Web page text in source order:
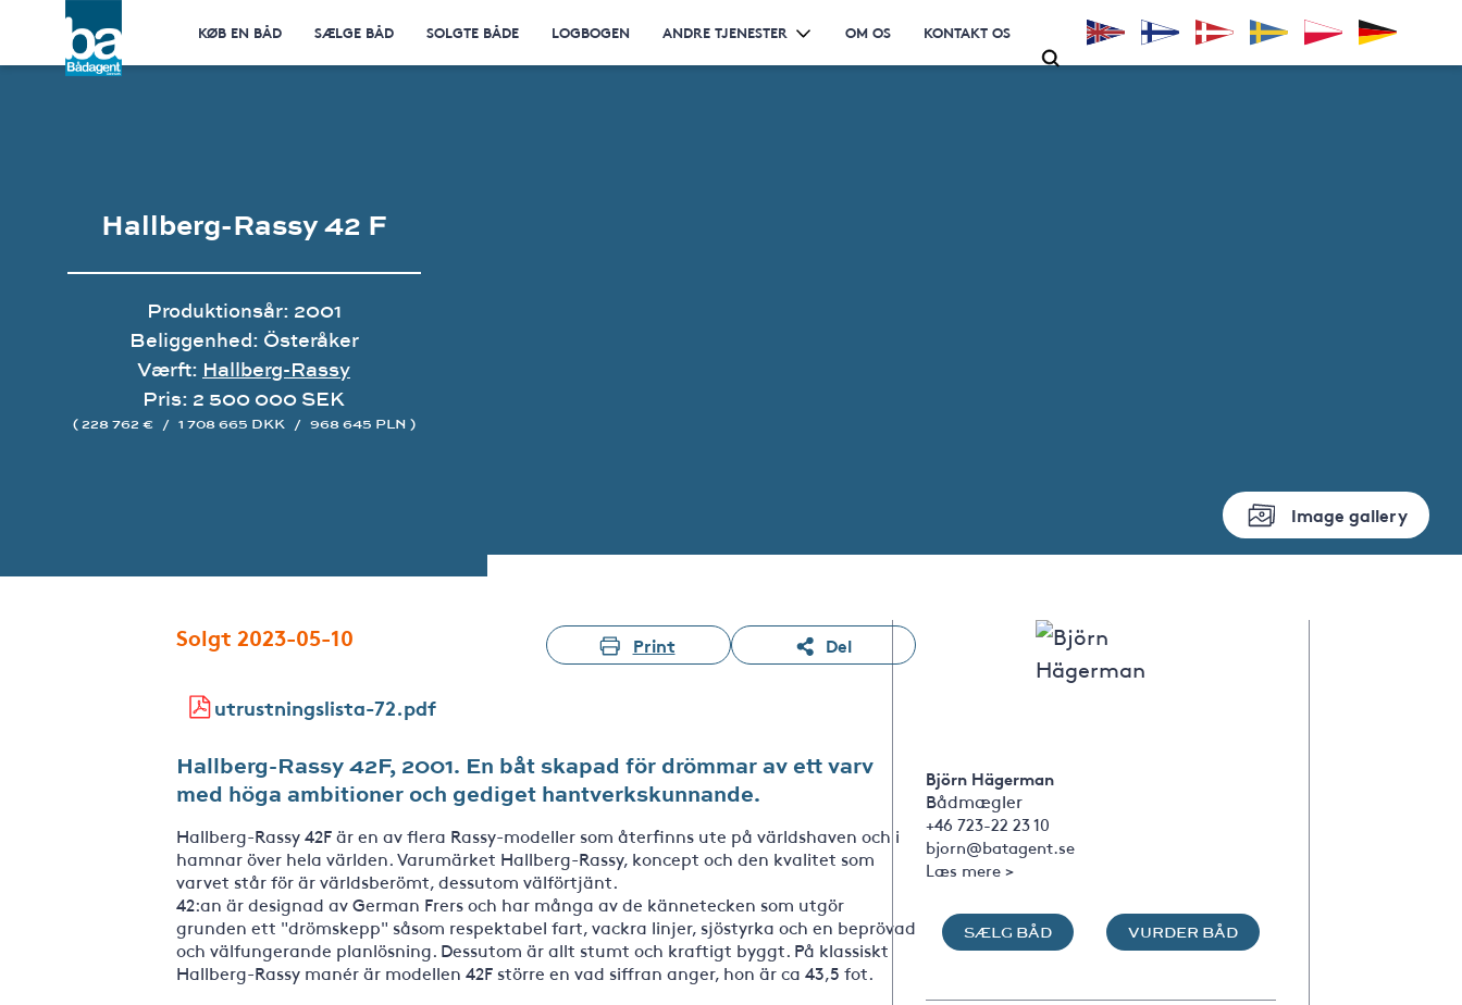
KØB EN BÅD SÆLGE BÅD SOLGTE BÅDE LOGBOGEN ANDRE TJENESTER OM OS KONTAKT OS
Image gallery
Hallberg-Rassy 42 F
Produktionsår: 2001
Beliggenhed: Österåker
Værft: Hallberg-Rassy
Pris: 2 500 000 SEK
( 228 762 € / 1 708 665 DKK / 968 645 PLN )
Solgt 2023-05-10 Print Del
utrustningslista-72.pdf
Hallberg-Rassy 42F, 2001. En båt skapad för drömmar av ett varv
med höga ambitioner och gediget hantverkskunnande.
Hallberg-Rassy 42F är en av flera Rassy-modeller som återfinns ute på världshaven och i
hamnar över hela världen. Varumärket Hallberg-Rassy, koncept och den kvalitet som
varvet står för är världsberömt, dessutom välförtjänt.
42:an är designad av German Frers och har många av de kännetecken som utgör
grunden ett "drömskepp" såsom respektabel fart, vackra linjer, sjöstyrka och en beprövad
och välfungerande planlösning. Dessutom är allt stumt och kraftigt byggt. På klassiskt
Hallberg-Rassy manér är modellen 42F större en vad siffran anger, hon är ca 43,5 fot.
Björn Hägerman
Bådmægler
+46 723-22 23 10
bjorn@batagent.se
Læs mere >
SÆLG BÅD VURDER BÅD